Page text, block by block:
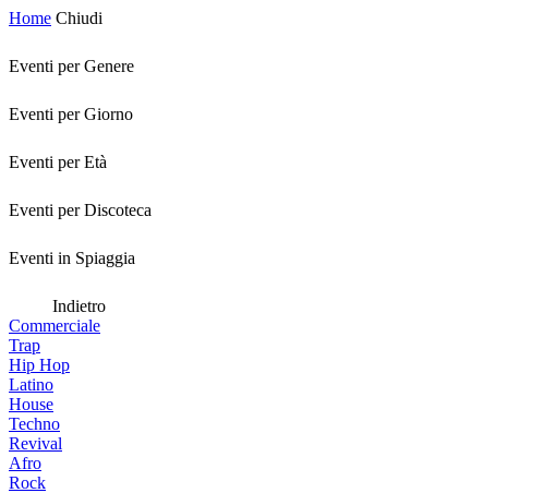
Home Chiudi
Eventi per Genere
Eventi per Giorno
Eventi per Età
Eventi per Discoteca
Eventi in Spiaggia
Indietro
Commerciale
Trap
Hip Hop
Latino
House
Techno
Revival
Afro
Rock